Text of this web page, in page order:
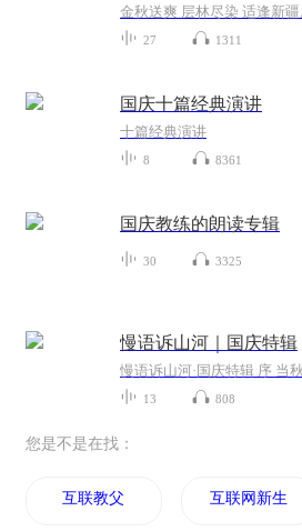
27 1311
国庆十篇经典演讲
十篇经典演讲
8 8361
国庆教练的朗读专辑
30 3325
慢语诉山河｜国庆特辑
13 808
您是不是在找：
互联教父 互联网新生代